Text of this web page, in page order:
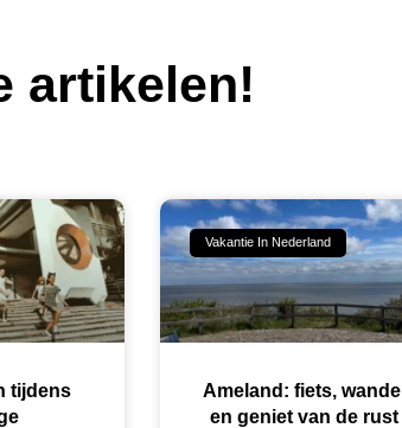
artikelen!
tijdens
Vakantie In Nederland
Ameland: fiets, wandel
en geniet van de rust